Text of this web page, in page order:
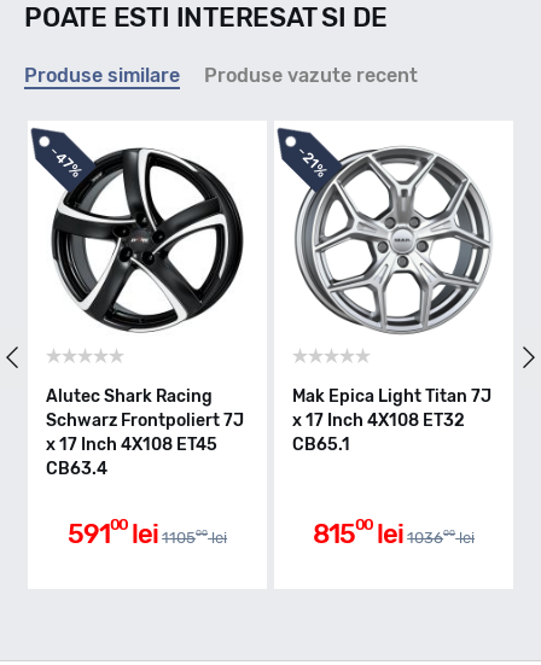
POATE ESTI INTERESAT SI DE
Produse similare Produse vazute recent
-
47%
Alutec Shark Racing
Schwarz Frontpoliert 7J
x 17 Inch 4X108 ET45
CB63.4
59100 lei 110500 lei
-21%
Mak Epica Light Titan 7J
x 17 Inch 4X108 ET32
CB65.1
81500 lei 103600 lei